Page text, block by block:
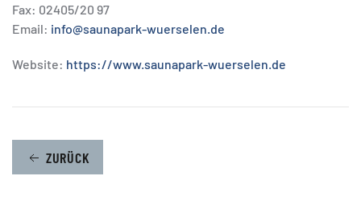
Fax: 02405/20 97
Email: info@saunapark-wuerselen.de
Website: https://www.saunapark-wuerselen.de
ZURÜCK